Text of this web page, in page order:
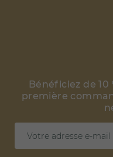
Bénéficiez de
première